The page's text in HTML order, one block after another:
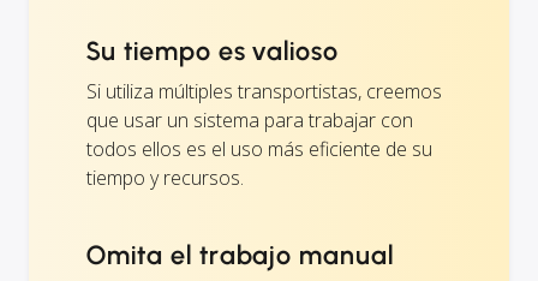
Su tiempo es valioso
Si utiliza múltiples transportistas, creemos
que usar un sistema para trabajar con
todos ellos es el uso más eficiente de su
tiempo y recursos.
Omita el trabajo manual